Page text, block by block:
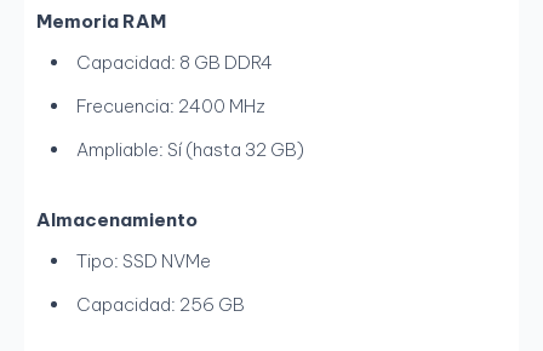
Memoria RAM
Capacidad: 8 GB DDR4
Frecuencia: 2400 MHz
Ampliable: Sí (hasta 32 GB)
Almacenamiento
Tipo: SSD NVMe
Capacidad: 256 GB